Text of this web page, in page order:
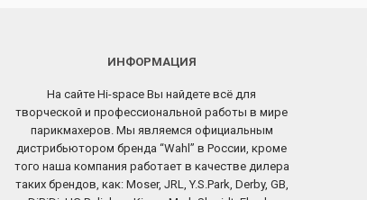
ИНФОРМАЦИЯ
На сайте Hi-space Вы найдете всё для
творческой и профессиональной работы в мире
парикмахеров. Мы являемся официальным
дистрибьютором бренда “Wahl” в России, кроме
того наша компания работает в качестве дилера
таких брендов, как: Moser, JRL, Y.S.Park, Derby, GB,